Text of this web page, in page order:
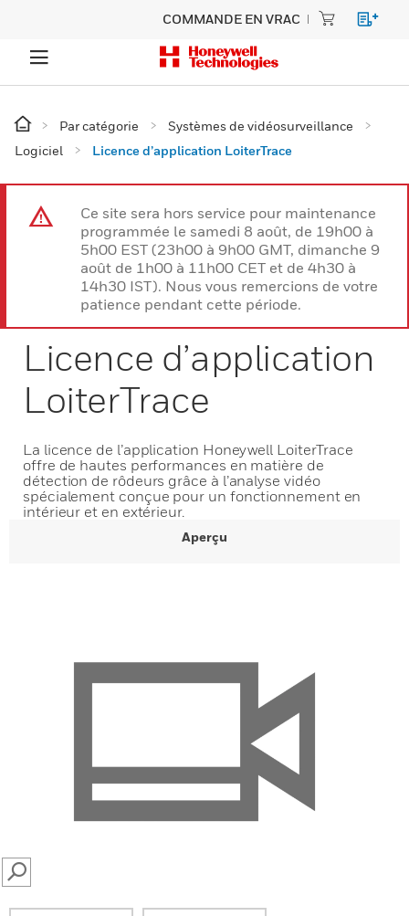
COMMANDE EN VRAC
Par catégorie
Systèmes de vidéosurveillance
Logiciel
Licence d’application LoiterTrace
Ce site sera hors service pour maintenance
programmée le samedi 8 août, de 19h00 à
5h00 EST (23h00 à 9h00 GMT, dimanche 9
août de 1h00 à 11h00 CET et de 4h30 à
14h30 IST). Nous vous remercions de votre
patience pendant cette période.
Licence d’application
LoiterTrace
La licence de l’application Honeywell LoiterTrace
offre de hautes performances en matière de
détection de rôdeurs grâce à l’analyse vidéo
spécialement conçue pour un fonctionnement en
intérieur et en extérieur.
Aperçu
SEARCH